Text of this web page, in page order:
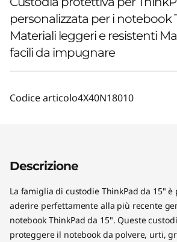
personalizzata per i notebook
Materiali leggeri e resistenti
facili da impugnare
Codice articolo4X40N18010
Descrizione
La famiglia di custodie ThinkPad da 15"
aderire perfettamente alla più recente
notebook ThinkPad da 15". Queste
proteggere il notebook da polvere, urti,